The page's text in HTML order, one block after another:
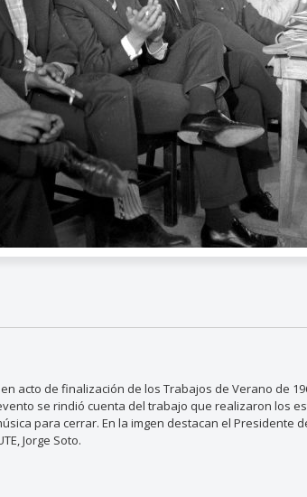
acto de finalización de los Trabajos de Verano de
se rindió cuenta del trabajo que realizaron los
para cerrar. En la imgen destacan el Presidente
Jorge Soto.